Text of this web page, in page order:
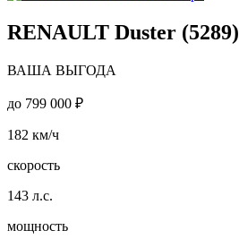
RENAULT Duster (5289)
ВАША ВЫГОДА
до 799 000 ₽
182 км/ч
скорость
143 л.с.
мощность